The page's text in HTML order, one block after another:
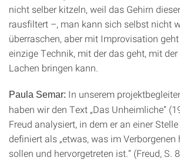
nicht selber kitzeln, weil das Gehirn
rausfiltert –, man kann sich selbst nicht
überraschen, aber mit Improvisation
einzige Technik, mit der das geht, mit
Lachen bringen kann.
Paula Semar: In unserem
haben wir den Text „Das Unheimliche“
Freud analysiert, in dem er an einer
definiert als „etwas, was im Verborgenen
sollen und hervorgetreten ist.“ (Freud, S.